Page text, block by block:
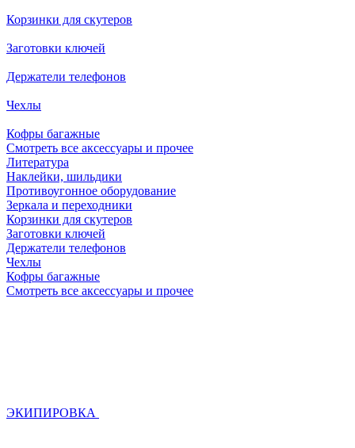
Корзинки для скутеров
Заготовки ключей
Держатели телефонов
Чехлы
Кофры багажные
Смотреть все аксессуары и прочее
Литература
Наклейки, шильдики
Противоугонное оборудование
Зеркала и переходники
Корзинки для скутеров
Заготовки ключей
Держатели телефонов
Чехлы
Кофры багажные
Смотреть все аксессуары и прочее
ЭКИПИРОВКА